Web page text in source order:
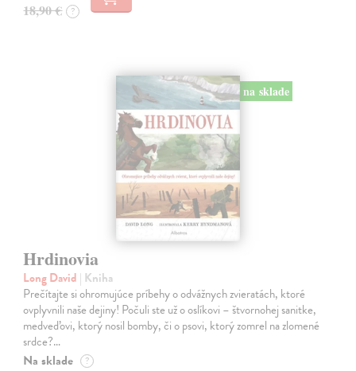
18,90 € ?
na sklade
Hrdinovia
Long David | Kniha
Prečítajte si ohromujúce príbehy o odvážnych zvieratách, ktoré
ovplyvnili naše dejiny! Počuli ste už o oslíkovi – štvornohej sanitke,
medveďovi, ktorý nosil bomby, či o psovi, ktorý zomrel na zlomené
srdce?…
Na sklade ?